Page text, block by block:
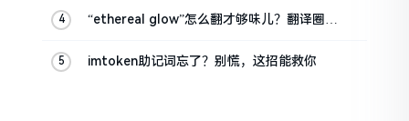
“ethereal glow”怎么翻才够味儿？翻译圈老
imtoken助记词忘了？别慌，这招能救你